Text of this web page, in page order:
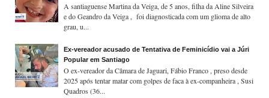
A santiaguense Martina da Veiga, de 5 anos, filha da Aline Silveira
e do Geandro da Veiga , foi diagnosticada com um glioma de alto
grau, u...
Ex-vereador acusado de Tentativa de Feminicídio vai a Júri
Popular em Santiago
O ex-vereador da Câmara de Jaguari, Fábio Franco , preso desde
2025 após tentar matar com golpes de faca à ex-companheira , Susi
Quadros (36...